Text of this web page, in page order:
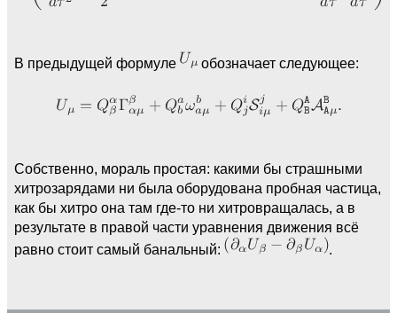
В предыдущей формуле обозначает следующее:
Собственно, мораль простая: какими бы страшными
хитрозарядами ни была оборудована пробная частица,
как бы хитро она там где-то ни хитровращалась, а в
результате в правой части уравнения движения всё
равно стоит самый банальный: